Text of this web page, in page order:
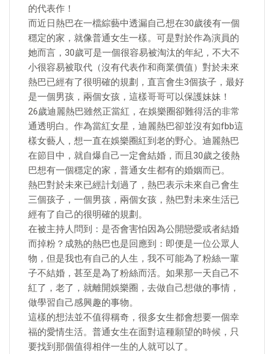
的代表作！
而近日熱巴在一檔綜藝中透漏自己想在30歲後有一個
穩定的家，就像普通女生一樣。可是對於作為演員的
她而言，30歲可是一個很容易被淘汰的年紀，不大不
小很容易被取代（沒有代表作和商業價值）對於未來
熱巴已經有了很明確的規劃，直言會生3個孩子，最好
是一個男孩，兩個女孩，這樣哥哥可以保護妹妹！
26歲迪麗熱巴雖然正當紅，在娛樂圈卻難得活的非常
通透明白。作為當紅女星，迪麗熱巴卻並沒有如fbb這
樣女藝人，想一直在娛樂圈紅到老的野心。迪麗熱巴
在節目中，就自爆自己一定會結婚，而且30歲之後熱
巴想有一個穩定的家，普通女生都有的婚姻而已。
熱巴對於未來已經計划過了，熱巴表示未來自己會生
三個孩子，一個男孩，兩個女孩，熱巴對未來生活已
經有了自己的很明確的規劃。
在被主持人問到：是否會害怕因為公開戀愛或者結婚
而掉粉？成熟的熱巴也是回應到：即便是一位公眾人
物，但是我也有自己的人生，我不可能為了粉絲一輩
子不結婚，甚至是為了粉絲而活。如果那一天自己不
紅了，老了，就離開娛樂圈，去做自己想做的事情，
做學習自己感興趣的事物。
這樣的想法並不值得稱奇，很多女生都會想要一個幸
福的愛情生活。普通女生在面對這種願望的時候，只
要找到那個值得相伴一生的人就可以了。